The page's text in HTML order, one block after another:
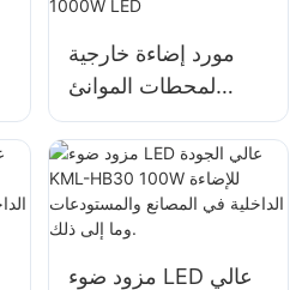
مورد إضاءة خارجية
لمحطات الموانئ
والمطارات KML-
FL2C 1000W LED
مزود ضوء LED عالي